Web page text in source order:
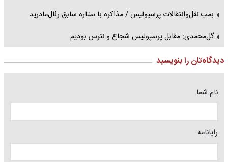
بمب نقل‌وانتقالات پرسپولیس / مذاکره با ستاره سابق رئال‌مادرید
گل‌محمدی: مقابل پرسپولیس شجاع و نترس بودیم
دیدگاه‌تان را بنویسید
نام شما
رایانامه